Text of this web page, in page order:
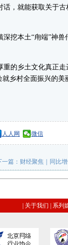
，就能获取关于
挖本土“甪端”神兽
的乡土文化真正走
乡村全面振兴的美
人人网 微信
一篇： 财经聚焦｜同比
关于我们 系列